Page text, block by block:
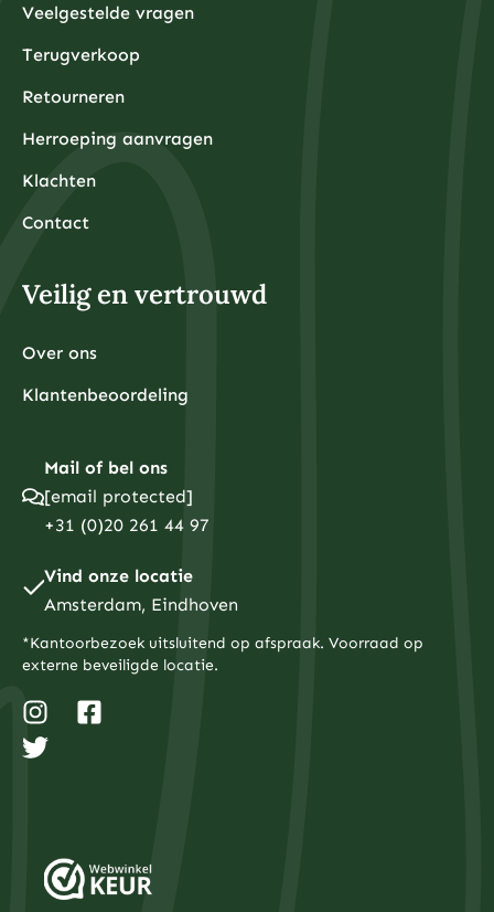
Veelgestelde vragen
Terugverkoop
Retourneren
Herroeping aanvragen
Klachten
Contact
Veilig en vertrouwd
Over ons
Klantenbeoordeling
Mail of bel ons
[email protected]
+31 (0)20 261 44 97
Vind onze locatie
Amsterdam, Eindhoven
*Kantoorbezoek uitsluitend op afspraak. Voorraad op
externe beveiligde locatie.
n
s
t
a
m
a
k
-
w
i
t